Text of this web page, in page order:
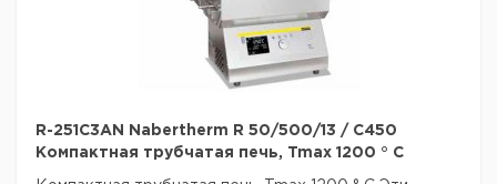
R-251C3AN Nabertherm R 50/500/13 / C450
Компактная трубчатая печь, Tmax 1200 ° C